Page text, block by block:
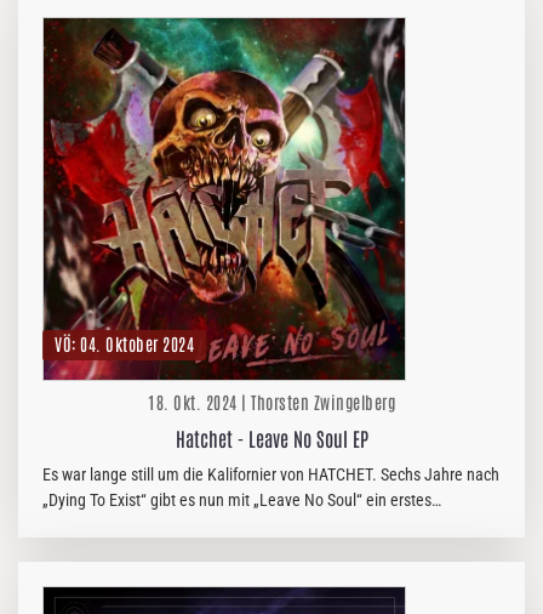
VÖ: 04. Oktober 2024
18. Okt. 2024 | Thorsten Zwingelberg
Hatchet - Leave No Soul EP
Es war lange still um die Kalifornier von HATCHET. Sechs Jahre nach
„Dying To Exist“ gibt es nun mit „Leave No Soul“ ein erstes